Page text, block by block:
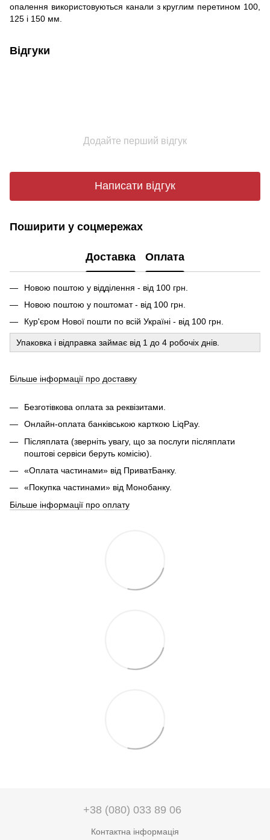
опалення використовуються канали з круглим перетином 100,
125 і 150 мм.
Відгуки
Додайте перший відгук
Написати відгук
Поширити у соцмережах
Доставка Оплата
Новою поштою у відділення - від 100 грн.
Новою поштою у поштомат - від 100 грн.
Кур'єром Нової пошти по всій Україні - від 100 грн.
Упаковка і відправка займає від 1 до 4 робочіх днів.
Більше інформації про доставку
Безготівкова оплата за реквізитами.
Онлайн-оплата банківською карткою LiqPay.
Післяплата (зверніть увагу, що за послуги післяплати
поштові сервіси беруть комісію).
«Оплата частинами» від ПриватБанку.
«Покупка частинами» від Монобанку.
Більше інформації про оплату
+38 (080) 033 89 06
Контактна інформація